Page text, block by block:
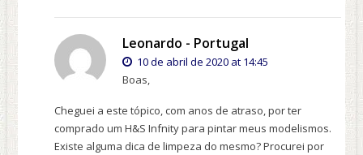
Leonardo - Portugal
10 de abril de 2020 at 14:45
Boas,
Cheguei a este tópico, com anos de atraso, por ter
comprado um H&S Infnity para pintar meus modelismos.
Existe alguma dica de limpeza do mesmo? Procurei por